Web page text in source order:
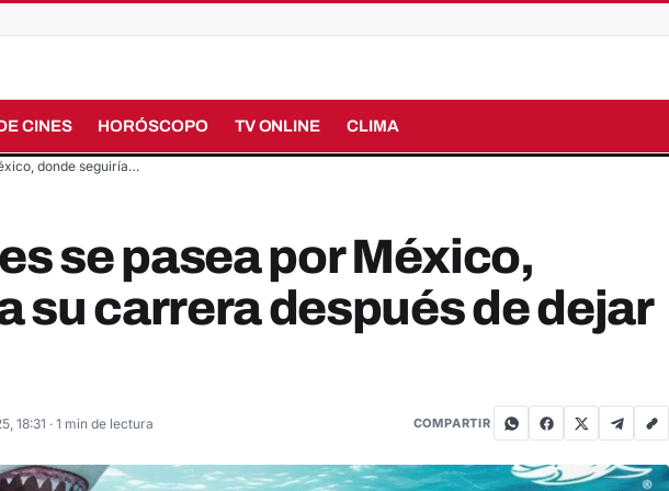
CINES HORÓSCOPO TV ONLINE CLIMA
donde seguiría…
se pasea por México,
su carrera después de dejar
18:31 · 1 min de lectura COMPARTIR